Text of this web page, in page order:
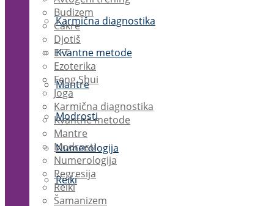
Karmična diagnostika
Kvantne metode
Mantre
Modrosti
Numerologija
Reiki
Budizem
Čakre
Djotiš
EFT
Ezoterika
Feng Shui
Joga
Karmična diagnostika
Kvantne metode
Mantre
Modrosti
Numerologija
Regresija
Reiki
Šamanizem